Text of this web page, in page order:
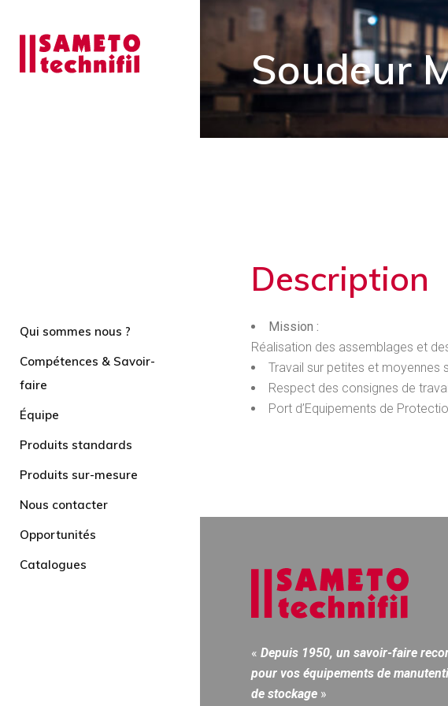
Qui sommes nous ?
Compétences & Savoir-
faire
Équipe
Produits standards
Produits sur-mesure
Nous contacter
Opportunités
Catalogues
Soudeur
Description
Mission :
Réalisation des assemblages et
Travail sur petites et moyennes
Respect des consignes de
Port d’Equipements de
« Depuis 1950, un savoir-faire
pour vos équipements de
de stockage »